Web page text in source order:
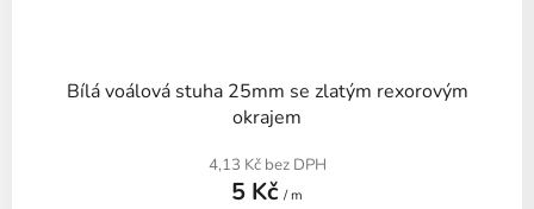
Bílá voálová stuha 25mm se zlatým rexorovým
okrajem
4,13 Kč bez DPH
5 Kč / m